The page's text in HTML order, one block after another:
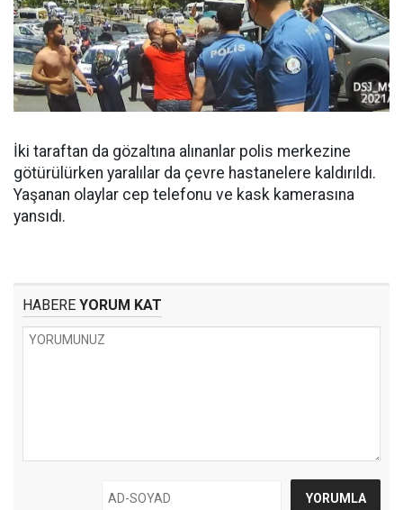
İki taraftan da gözaltına alınanlar polis merkezine
götürülürken yaralılar da çevre hastanelere kaldırıldı.
Yaşanan olaylar cep telefonu ve kask kamerasına
yansıdı.
HABERE YORUM KAT